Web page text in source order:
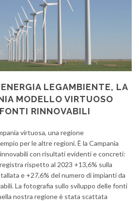
LEGAMBIENTE, LA
MODELLO VIRTUOSO
RINNOVABILI
virtuosa, una regione
per le altre regioni. È la Campania
con risultati evidenti e concreti:
rispetto al 2023 +13,6% sulla
e +27,6% del numero di impianti da
La fotografia sullo sviluppo delle fonti
nostra regione è stata scattata